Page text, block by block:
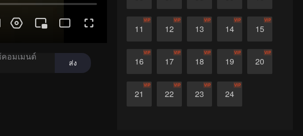
11
VIP
12
VIP
13
VIP
14
VIP
15
VIP
16
VIP
17
VIP
18
VIP
19
VIP
20
VIP
21
VIP
22
VIP
23
VIP
24
VIP